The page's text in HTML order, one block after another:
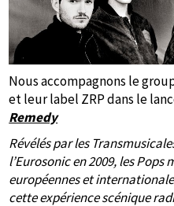
Nous accompagnons le
et leur label ZRP dans le
Remedy
Révélés par les
l’Eurosonic en 2009, les Pops
européennes et
cette expérience scénique